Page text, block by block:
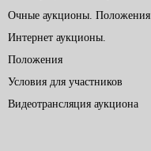
Очные аукционы. Положения
Интернет аукционы.
Положения
Условия для участников
Видеотрансляция аукциона